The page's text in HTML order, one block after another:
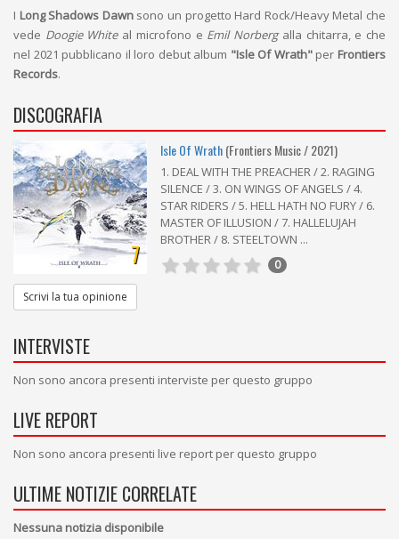
I Long Shadows Dawnsono un progetto Hard Rock/Heavy Metal che
vede Doogie Whiteal microfono e Emil Norbergalla chitarra, e che
nel 2021 pubblicano il loro debut album "Isle Of Wrath"per Frontiers
Records.
DISCOGRAFIA
7
Isle Of Wrath(Frontiers Music / 2021)
1. DEAL WITH THE PREACHER / 2. RAGING
SILENCE / 3. ON WINGS OF ANGELS / 4.
STAR RIDERS / 5. HELL HATH NO FURY / 6.
MASTER OF ILLUSION / 7. HALLELUJAH
BROTHER / 8. STEELTOWN ...
0
Scrivi la tua opinione
INTERVISTE
Non sono ancora presenti interviste per questo gruppo
LIVE REPORT
Non sono ancora presenti live report per questo gruppo
ULTIME NOTIZIE CORRELATE
Nessuna notizia disponibile